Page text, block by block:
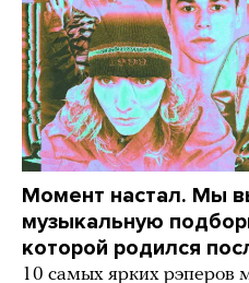
Момент настал. Мы
музыкальную
которой родился
10 самых ярких рэперов